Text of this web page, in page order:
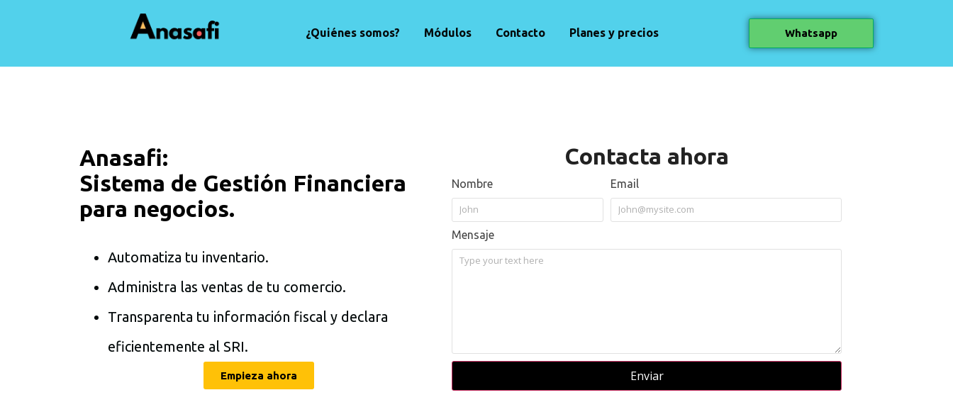
¿Quiénes somos? Módulos Contacto Planes y precios Whatsapp
Anasafi:
Sistema de Gestión Financiera
para negocios.
Automatiza tu inventario.
Administra las ventas de tu comercio.
Transparenta tu información fiscal y declara
eficientemente al SRI.
Empieza ahora
Contacta ahora
Nombre Email
Mensaje
Enviar